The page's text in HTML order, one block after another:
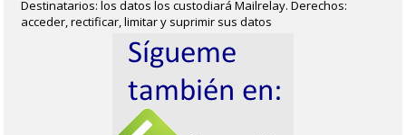
Destinatarios: los datos los custodiará Mailrelay. Derechos:
acceder, rectificar, limitar y suprimir sus datos